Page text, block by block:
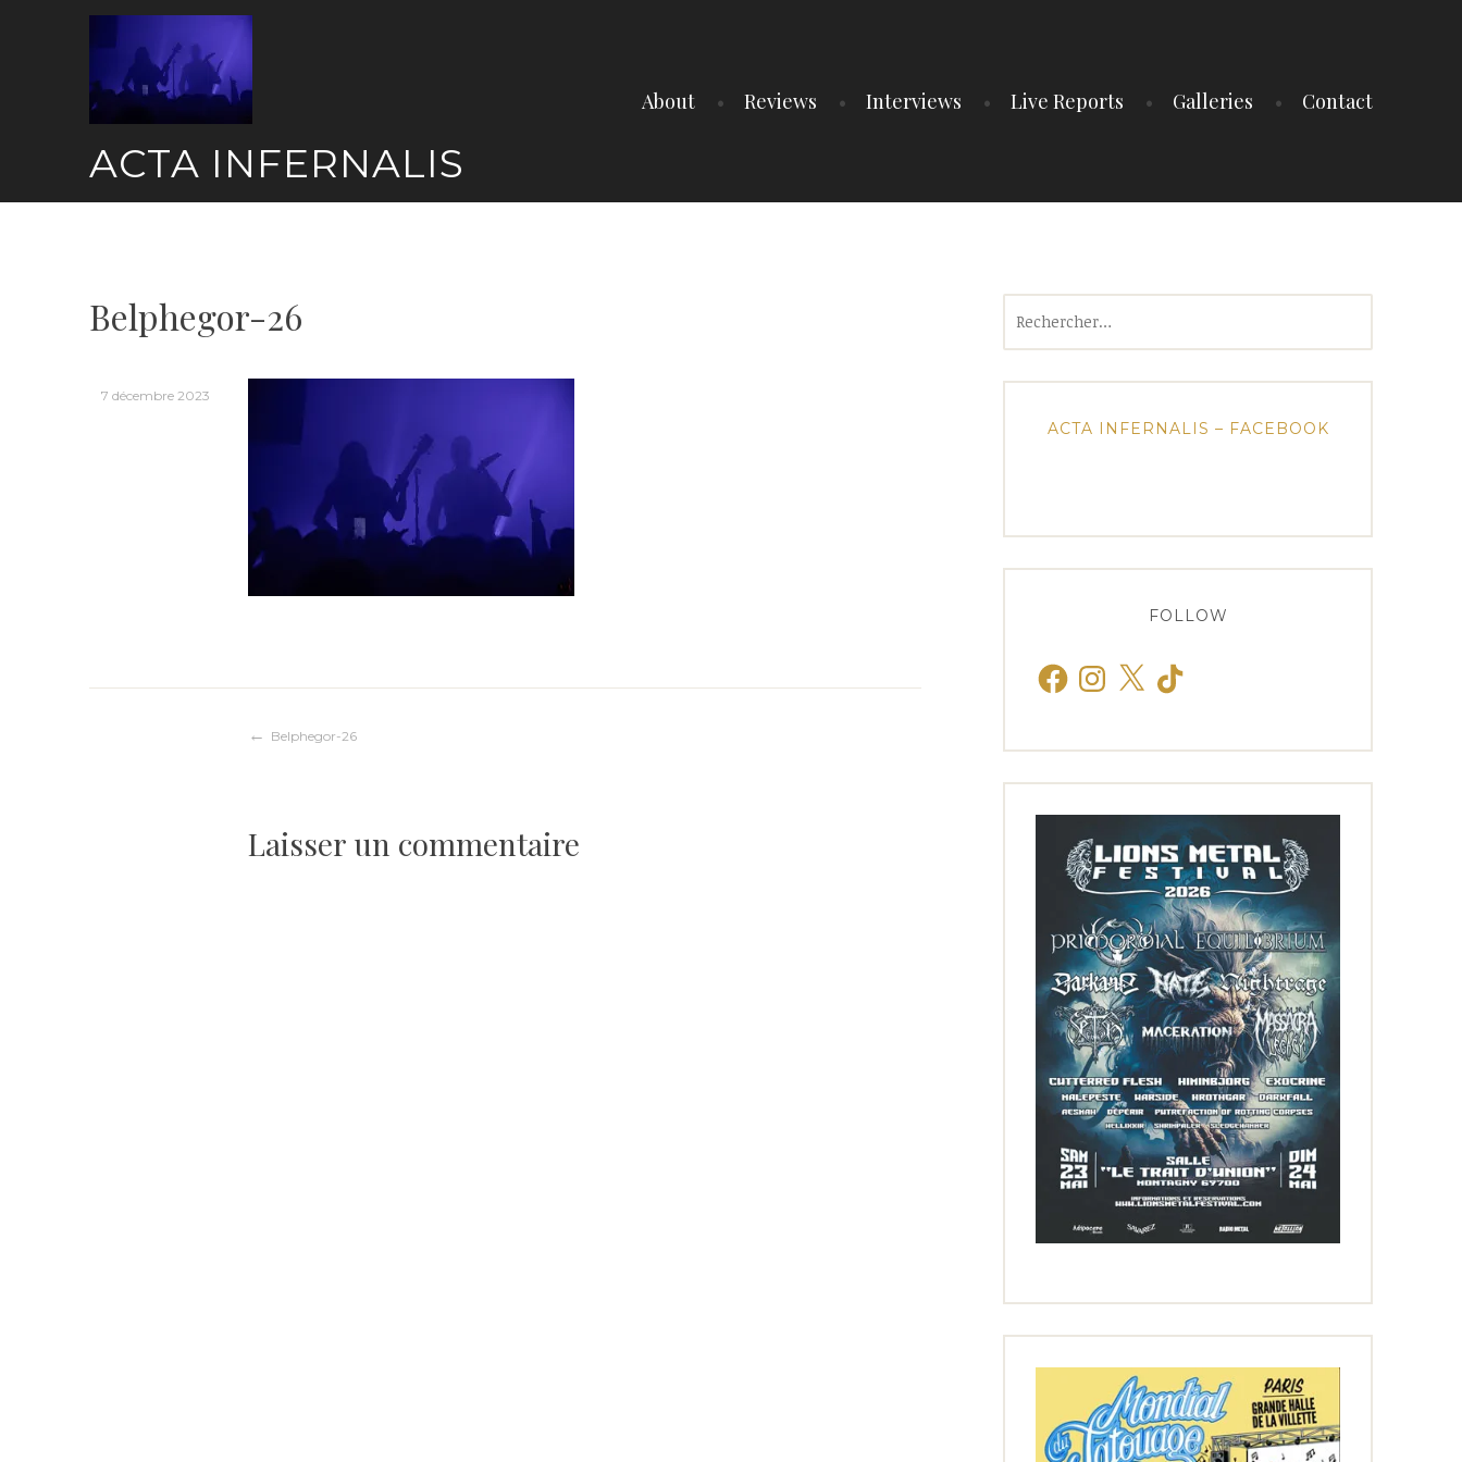
ACTA INFERNALIS
About Reviews Interviews Live Reports Galleries Contact
Belphegor-26
7 décembre 2023
Navigation
l’article
Belphegor-26
Laisser un commentaire
ACTA INFERNALIS – FACEBOOK
FOLLOW
FacebookInstagram
X TikTok